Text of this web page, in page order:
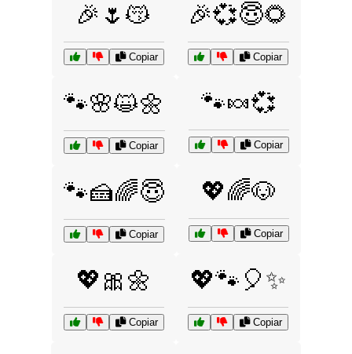
🎉🌷😽
Copiar
🎉💞😇🌻
Copiar
🐾🌸😺🌼
Copiar
🐾🍬💞
Copiar
🐾🍰🌈😇
Copiar
💖🌈🐶
Copiar
💖🎀🌼
Copiar
💖🐾🎈✨
Copiar